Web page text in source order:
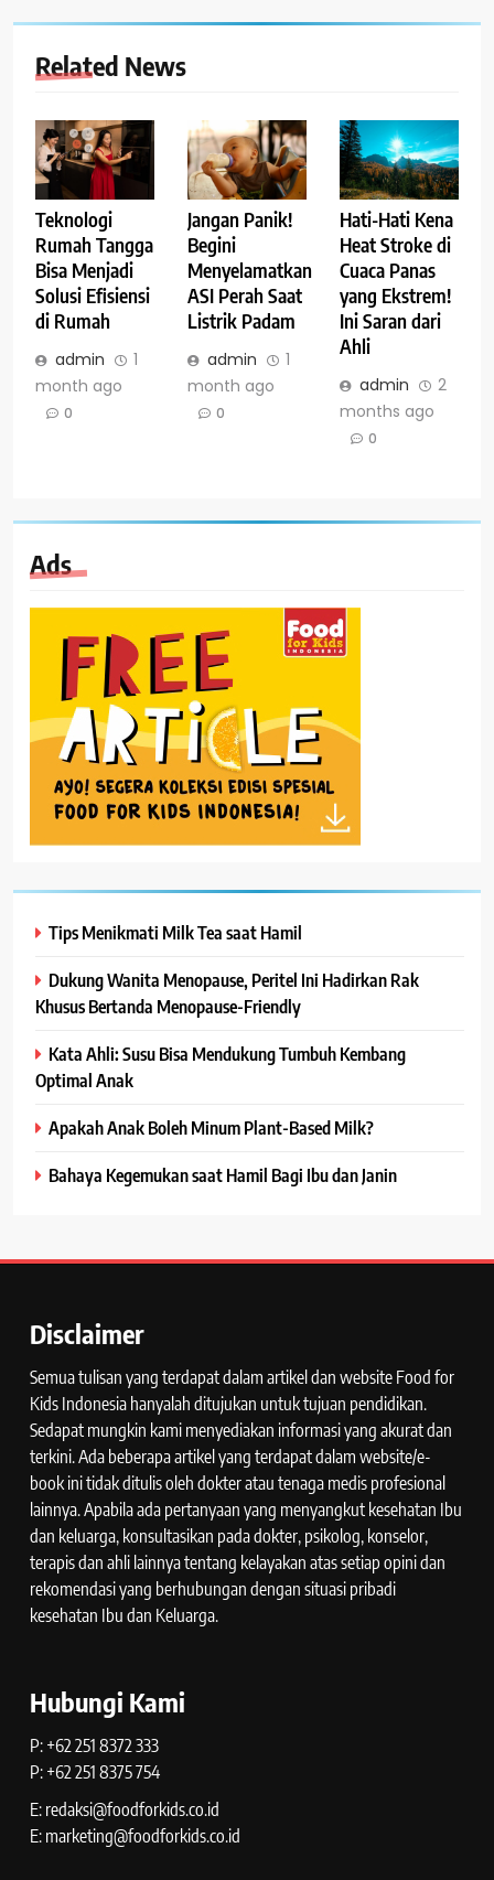
Related News
Teknologi
Rumah Tangga
Bisa Menjadi
Solusi Efisiensi
di Rumah
admin
1
month ago
0
Jangan Panik!
Begini
Menyelamatkan
ASI Perah Saat
Listrik Padam
admin
1
month ago
0
Hati-Hati Kena
Heat Stroke di
Cuaca Panas
yang Ekstrem!
Ini Saran dari
Ahli
admin
2
months ago
0
Ads
Tips Menikmati Milk Tea saat Hamil
Dukung Wanita Menopause, Peritel Ini Hadirkan Rak
Khusus Bertanda Menopause-Friendly
Kata Ahli: Susu Bisa Mendukung Tumbuh Kembang
Optimal Anak
Apakah Anak Boleh Minum Plant-Based Milk?
Bahaya Kegemukan saat Hamil Bagi Ibu dan Janin
Disclaimer
Semua tulisan yang terdapat dalam artikel dan website Food for
Kids Indonesia hanyalah ditujukan untuk tujuan pendidikan.
Sedapat mungkin kami menyediakan informasi yang akurat dan
terkini. Ada beberapa artikel yang terdapat dalam website/e-
book ini tidak ditulis oleh dokter atau tenaga medis profesional
lainnya. Apabila ada pertanyaan yang menyangkut kesehatan Ibu
dan keluarga, konsultasikan pada dokter, psikolog, konselor,
terapis dan ahli lainnya tentang kelayakan atas setiap opini dan
rekomendasi yang berhubungan dengan situasi pribadi
kesehatan Ibu dan Keluarga.
Hubungi Kami
P: +62 251 8372 333
P: +62 251 8375 754
E: redaksi@foodforkids.co.id
E: marketing@foodforkids.co.id